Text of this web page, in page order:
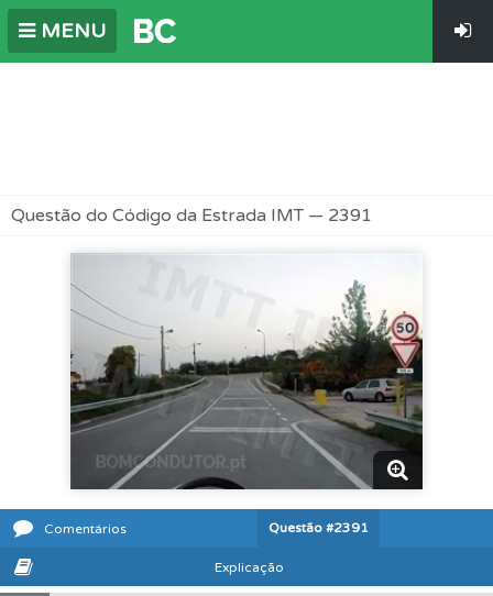
MENU
Questão do Código da Estrada IMT — 2391
Comentários Questão #2391
Explicação